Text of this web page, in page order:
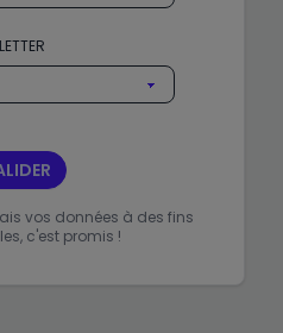
vos données à des fins
c'est promis !